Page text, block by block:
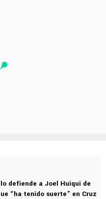
defiende a Joel Huiqui de
“ha tenido suerte” en Cruz